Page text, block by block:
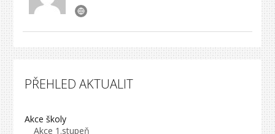
PŘEHLED AKTUALIT
Akce školy
Akce 1.stupeň